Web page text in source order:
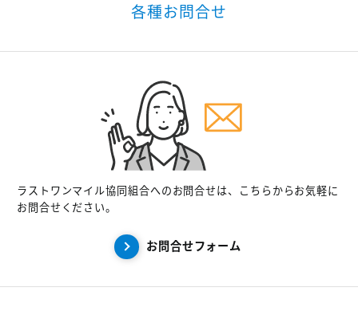
各種お問合せ
ラストワンマイル協同組合へのお問合せは、こちらからお気軽に
お問合せください。
お問合せフォーム